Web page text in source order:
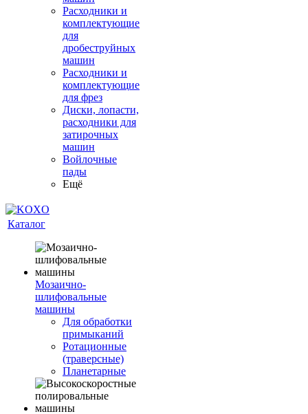
Расходники и
комплектующие
для
дробеструйных
машин
Расходники и
комплектующие
для фрез
Диски, лопасти,
расходники для
затирочных
машин
Войлочные
пады
Ещё
Каталог
Мозаично-
шлифовальные
машины
Для обработки
примыканий
Ротационные
(траверсные)
Планетарные